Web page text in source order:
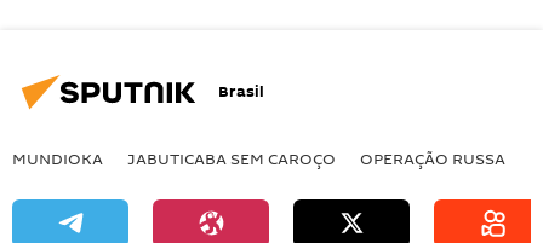
Brasil
MUNDIOKA JABUTICABA SEM CAROÇO OPERAÇÃO RUSSA